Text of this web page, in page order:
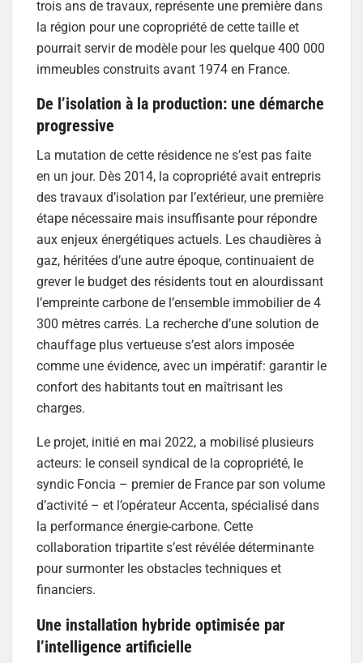
trois ans de travaux, représente une première dans
la région pour une copropriété de cette taille et
pourrait servir de modèle pour les quelque 400 000
immeubles construits avant 1974 en France.
De l’isolation à la production: une démarche
progressive
La mutation de cette résidence ne s’est pas faite
en un jour. Dès 2014, la copropriété avait entrepris
des travaux d’isolation par l’extérieur, une première
étape nécessaire mais insuffisante pour répondre
aux enjeux énergétiques actuels. Les chaudières à
gaz, héritées d’une autre époque, continuaient de
grever le budget des résidents tout en alourdissant
l’empreinte carbone de l’ensemble immobilier de 4
300 mètres carrés. La recherche d’une solution de
chauffage plus vertueuse s’est alors imposée
comme une évidence, avec un impératif: garantir le
confort des habitants tout en maîtrisant les
charges.
Le projet, initié en mai 2022, a mobilisé plusieurs
acteurs: le conseil syndical de la copropriété, le
syndic Foncia – premier de France par son volume
d’activité – et l’opérateur Accenta, spécialisé dans
la performance énergie-carbone. Cette
collaboration tripartite s’est révélée déterminante
pour surmonter les obstacles techniques et
financiers.
Une installation hybride optimisée par
l’intelligence artificielle